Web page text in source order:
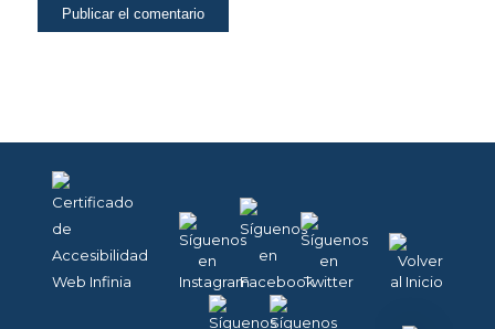
funcionamiento
de las distintas
COOKIES DE
ANÁLISIS. Para
la mejora
continua de
nuestra página
web. Puedes
activarlas o